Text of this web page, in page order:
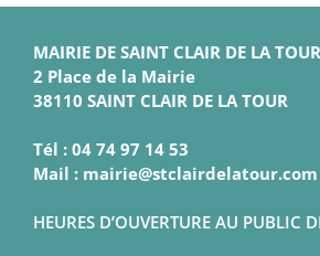
MAIRIE DE SAINT CLAIR DE LA TOUR
2 Place de la Mairie
38110 SAINT CLAIR DE LA TOUR
Tél : 04 74 97 14 53
Mail : mairie@stclairdelatour.com
HEURES D’OUVERTURE AU PUBLIC